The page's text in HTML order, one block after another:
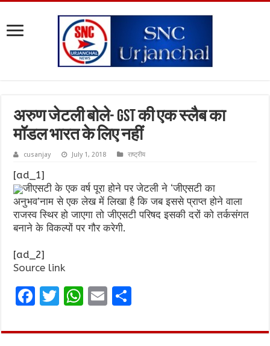
अरुण जेटली बोले- GST की एक स्‍लैब का
मॉडल भारत के लिए नहीं
cusanjay July 1, 2018 राष्ट्रीय
[ad_1]
जीएसटी के एक वर्ष पूरा होने पर जेटली ने ‘जीएसटी का
अनुभव’नाम से एक लेख में लिखा है कि जब इससे प्राप्त होने वाला
राजस्व स्थिर हो जाएगा तो जीएसटी परिषद इसकी दरों को तर्कसंगत
बनाने के विकल्पों पर गौर करेगी.
[ad_2]
Source link
F
ce
T
it
W
at
E
ai ar